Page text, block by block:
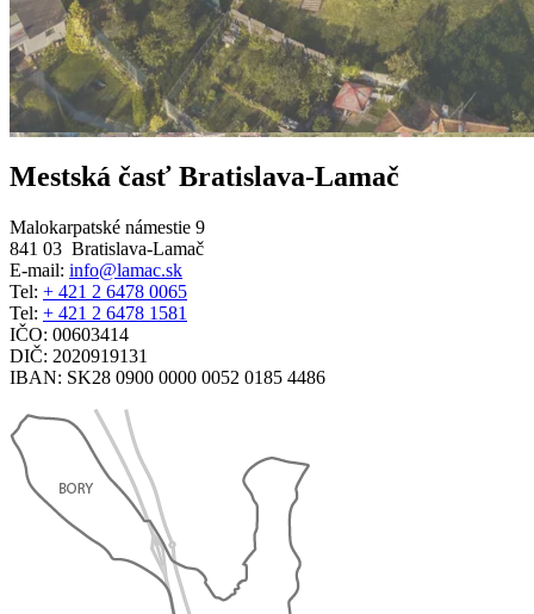
Mestská časť Bratislava-Lamač
Malokarpatské námestie 9
841 03 Bratislava-Lamač
E-mail: info@lamac.sk
Tel: + 421 2 6478 0065
Tel: + 421 2 6478 1581
IČO: 00603414
DIČ: 2020919131
IBAN: SK28 0900 0000 0052 0185 4486